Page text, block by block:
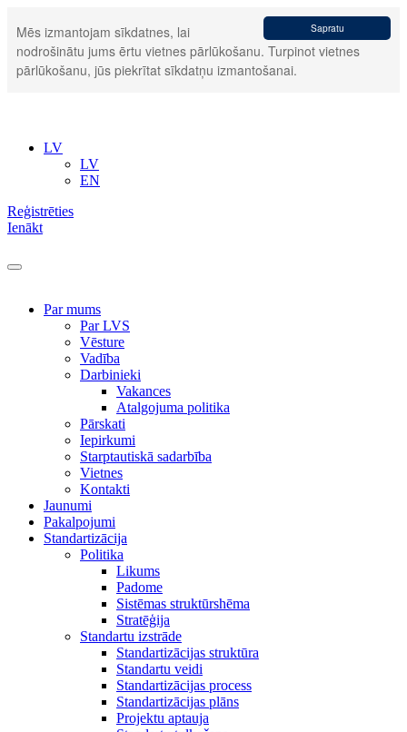
Sapratu
Mēs izmantojam sīkdatnes, lai
nodrošinātu jums ērtu vietnes pārlūkošanu. Turpinot vietnes
pārlūkošanu, jūs piekrītat sīkdatņu izmantošanai.
LV
LV
EN
Reģistrēties
Ienākt
Par mums
Par LVS
Vēsture
Vadība
Darbinieki
Vakances
Atalgojuma politika
Pārskati
Iepirkumi
Starptautiskā sadarbība
Vietnes
Kontakti
Jaunumi
Pakalpojumi
Standartizācija
Politika
Likums
Padome
Sistēmas struktūrshēma
Stratēģija
Standartu izstrāde
Standartizācijas struktūra
Standartu veidi
Standartizācijas process
Standartizācijas plāns
Projektu aptauja